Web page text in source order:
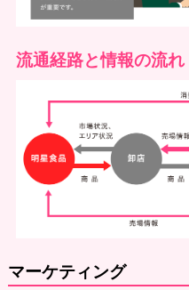
流通経路と情報の流れ
マーケティング